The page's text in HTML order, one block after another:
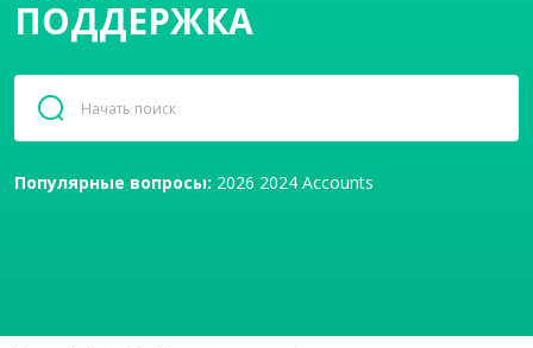
ПОДДЕРЖКА
Популярные вопросы: 2026 2024 Accounts